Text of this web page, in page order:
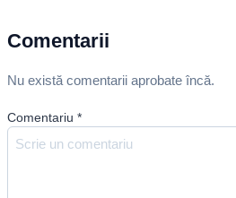
Comentarii
Nu există comentarii aprobate încă.
Comentariu *